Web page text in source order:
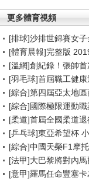
更多體育視頻
[排球]沙排世錦賽女
[體育晨報]完整版
[溫網]創紀錄！張帥
[羽毛球]首屆職工健
[綜合]第四屆亞太地
[綜合]國際極限運動
[柔道]首屆全國柔道
[乒乓球]東亞希望杯
[綜合]中國天榮F1摩
[法甲]大巴黎將對內
[意甲]羅馬任命豐塞